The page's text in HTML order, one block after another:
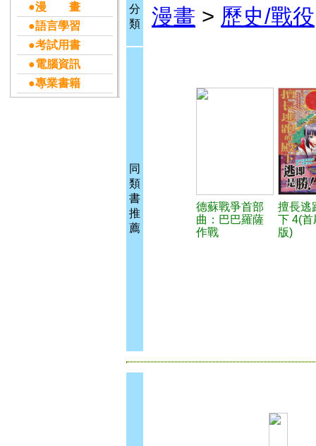
●漫 畫
●語言學習
●考試用書
●電腦資訊
●專業書籍
分
類
漫畫 > 歷史/戰役
同
類
書
推
薦
德蘇戰爭首部
曲：巴巴羅薩
作戰
擅長逃
下 4(首
版)